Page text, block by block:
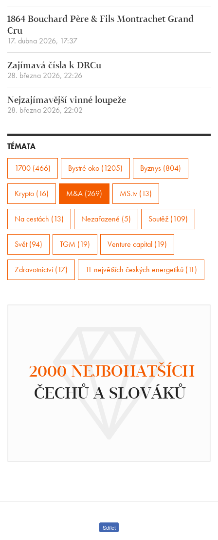
1864 Bouchard Père & Fils Montrachet Grand
Cru
17. dubna 2026, 17:37
Zajímavá čísla k DRCu
28. března 2026, 22:26
Nejzajímavější vinné loupeže
28. března 2026, 22:02
TÉMATA
1700 (466) Bystré oko (1205) Byznys (804)
Krypto (16) M&A (269) MS.tv (13)
Na cestách (13) Nezařazené (5) Soutěž (109)
Svět (94) TGM (19) Venture capital (19)
Zdravotnictví (17) 11 největších českých energetiků (11)
2000 NEJBOHATŠÍCH
ČECHŮ A SLOVÁKŮ
Sdílet